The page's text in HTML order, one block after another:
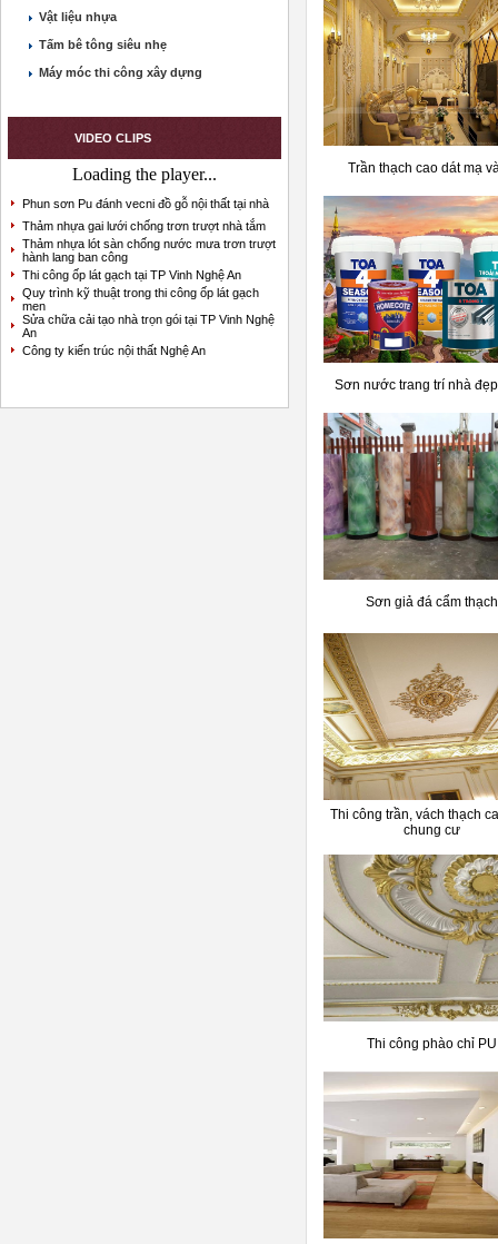
Vật liệu nhựa
Tấm bê tông siêu nhẹ
Máy móc thi công xây dựng
VIDEO CLIPS
Loading the player...
Phun sơn Pu đánh vecni đồ gỗ nội thất tại nhà
Thảm nhựa gai lưới chống trơn trượt nhà tắm
Thảm nhựa lót sàn chống nước mưa trơn trượt
hành lang ban công
Thi công ốp lát gạch tại TP Vinh Nghệ An
Quy trình kỹ thuật trong thi công ốp lát gạch
men
Sửa chữa cải tạo nhà trọn gói tại TP Vinh Nghệ
An
Công ty kiến trúc nội thất Nghệ An
Trần thạch cao dát mạ
Sơn nước trang trí nhà
Sơn giả đá cẩm thạch
Thi công trần, vách thạch
chung cư
Thi công phào chỉ PU